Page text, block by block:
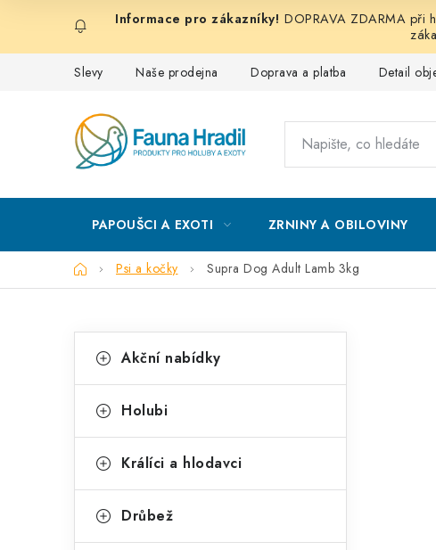
obsah
DOPRAVA ZDARMA při
Slevy Naše prodejna Doprava a platba Detail
PAPOUŠCI A EXOTI ZRNINY A OBILOVINY
DomůPsi a kočky Supra Dog Adult Lamb 3kg
o
t
r
kategorie
a
e
o
Akční nabídky
Holubi
Králíci a hlodavci
Drůbež